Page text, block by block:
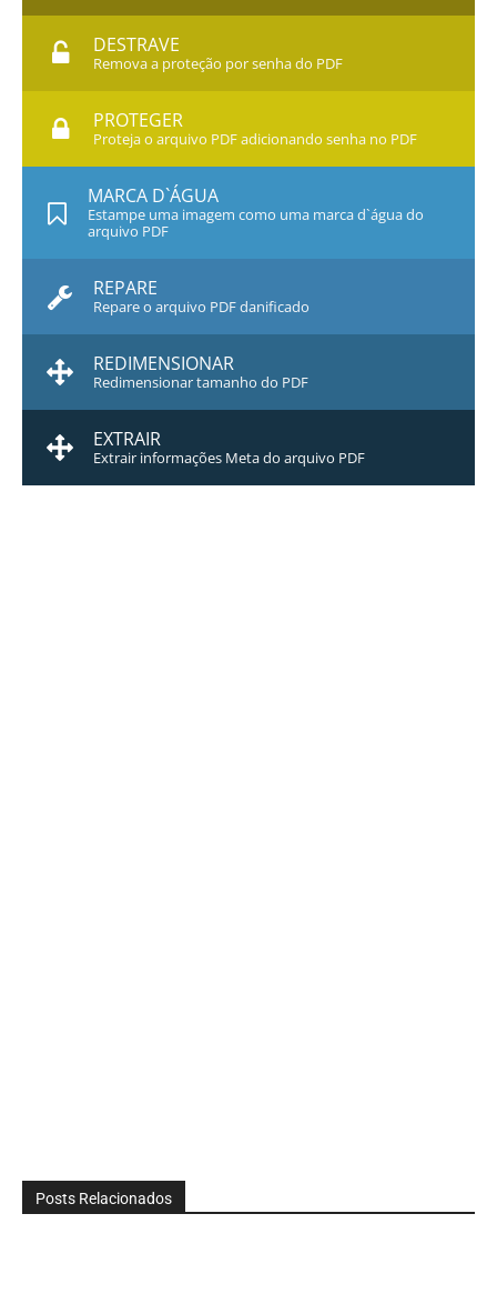
DESTRAVE
Remova a proteção por senha do PDF
PROTEGER
Proteja o arquivo PDF adicionando senha no PDF
MARCA D`ÁGUA
Estampe uma imagem como uma marca d`água do
arquivo PDF
REPARE
Repare o arquivo PDF danificado
REDIMENSIONAR
Redimensionar tamanho do PDF
EXTRAIR
Extrair informações Meta do arquivo PDF
Posts Relacionados